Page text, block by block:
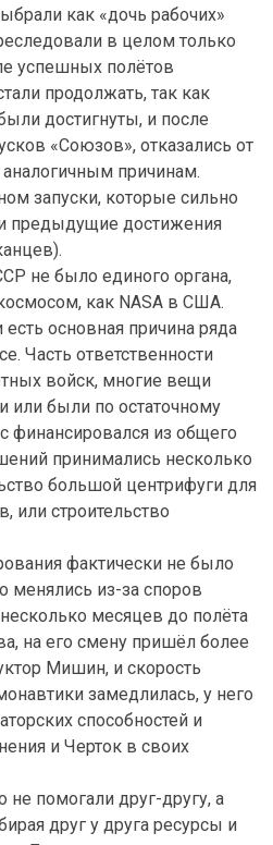
как «дочь рабочих»
в целом только
успешных полётов
продолжать, так как
достигнуты, и после
«Союзов», отказались от
причинам.
запуски, которые сильно
предыдущие достижения
не было единого органа,
как NASA в США.
основная причина ряда
Часть ответственности
войск, многие вещи
или были по остаточному
финансировался из общего
принимались несколько
большой центрифуги для
или строительство
фактически не было
менялись из-за споров
месяцев до полёта
на его смену пришёл более
Мишин, и скорость
замедлилась, у него
способностей и
и Черток в своих
помогали друг-другу, а
друг у друга ресурсы и